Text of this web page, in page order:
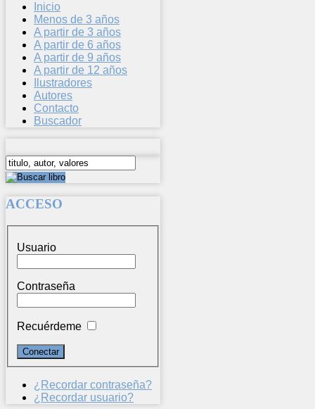
Inicio
Menos de 3 años
A partir de 3 años
A partir de 6 años
A partir de 9 años
A partir de 12 años
Ilustradores
Autores
Contacto
Buscador
ACCESO
Usuario
Contraseña
Recuérdeme
¿Recordar contraseña?
¿Recordar usuario?